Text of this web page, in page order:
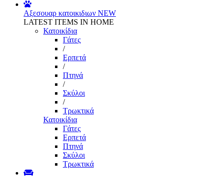
Αξεσουαρ κατοικιδιων NEW
LATEST ITEMS IN HOME
Κατοικίδια
Γάτες
/
Ερπετά
/
Πτηνά
/
Σκύλοι
/
Τρωκτικά
Κατοικίδια
Γάτες
Ερπετά
Πτηνά
Σκύλοι
Τρωκτικά